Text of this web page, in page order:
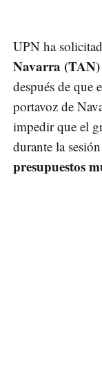
UPN ha
Navarra (TAN)
después de que
portavoz de
impedir que el
durante la
presupuestos